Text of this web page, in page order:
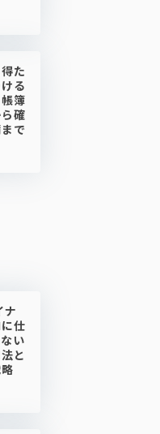
た
る
簿
確
で
ナ
仕
い
と